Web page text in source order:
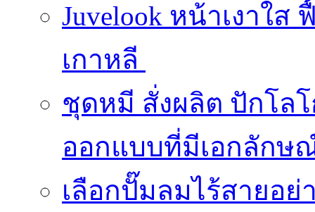
Juvelook หน้าเงาใส
เกาหลี
ชุดหมี สั่งผลิต ปักโล
ออกแบบที่มีเอกลักษ
เลือกปั๊มลมไร้สายอย่